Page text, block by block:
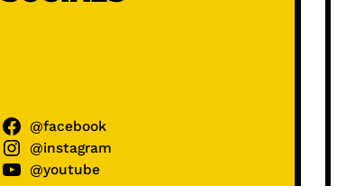
@facebook
@instagram
@youtube